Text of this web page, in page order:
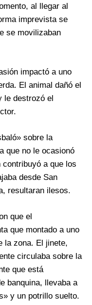
al llegar al
imprevista se
se movilizaban
impactó a uno
El animal dañó el
le destrozó el
sobre la
que no le ocasionó
a que los
desde San
resultaran ilesos.
que el
que montado a uno
la zona. El jinete,
circulaba sobre la
que está
banquina, llevaba a
y un potrillo suelto.